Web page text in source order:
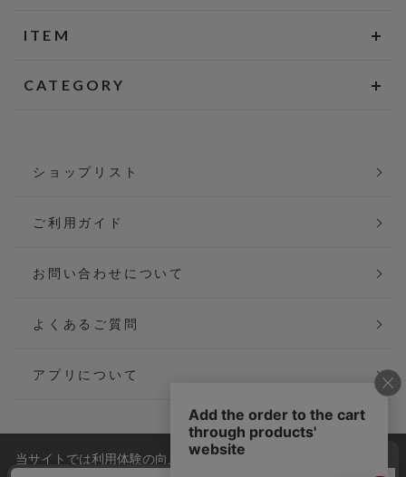
ITEM
CATEGORY
ショップリスト
ご利用ガイド
お問い合わせについて
よくあるご質問
アプリについて
当サイトでは利用体験の向上およびコンテンツの最適な提供、ト